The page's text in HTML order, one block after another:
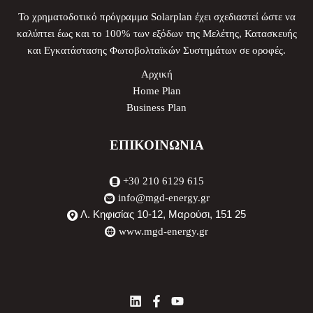
To χρηματοδοτικό πρόγραμμα Solarplan έχει σχεδιαστεί ώστε να
καλύπτει έως και το 100% των εξόδων της Μελέτης, Κατασκευής
και Εγκατάστασης Φωτοβολταϊκών Συστημάτων σε οροφές.
Αρχική
Home Plan
Business Plan
ΕΠΙΚΟΙΝΩΝΙΑ
+30 210 6129 615
info@mgd-energy.gr
Λ. Κηφισίας 10-12, Μαρούσι, 151 25
www.mgd-energy.gr